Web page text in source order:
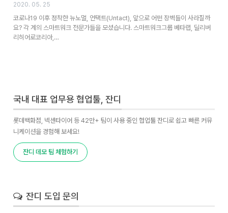
2020. 05. 25
코로나19 이후 정착한 뉴노멀, 언택트(Untact), 앞으로 어떤 장벽들이 사라질까
요? 각 계의 스마트워크 전문가들을 모셨습니다. 스마트워크그룹 베타랩, 딜리버
리히어로코리아,…
국내 대표 업무용 협업툴, 잔디
롯데백화점, 넥센타이어 등 42만+ 팀이 사용 중인 협업툴 잔디로 쉽고 빠른 커뮤
니케이션을 경험해 보세요!
잔디 데모 팀 체험하기
잔디 도입 문의